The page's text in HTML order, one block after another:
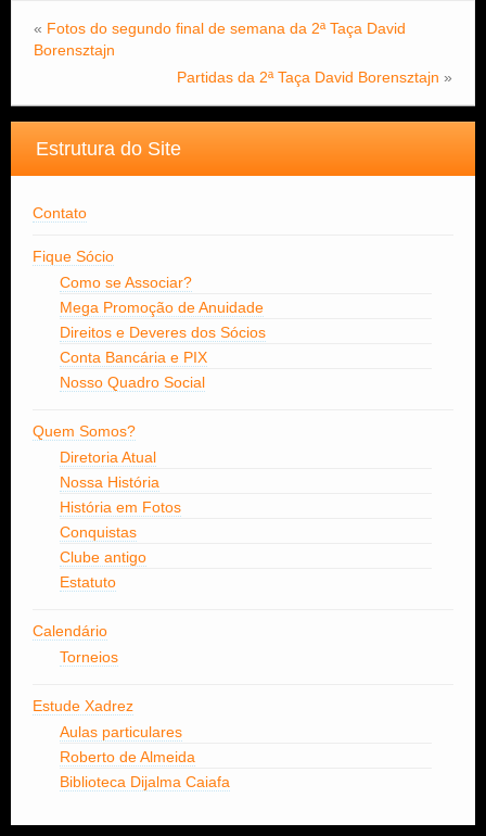
« Fotos do segundo final de semana da 2ª Taça David
Borensztajn
Partidas da 2ª Taça David Borensztajn »
Estrutura do Site
Contato
Fique Sócio
Como se Associar?
Mega Promoção de Anuidade
Direitos e Deveres dos Sócios
Conta Bancária e PIX
Nosso Quadro Social
Quem Somos?
Diretoria Atual
Nossa História
História em Fotos
Conquistas
Clube antigo
Estatuto
Calendário
Torneios
Estude Xadrez
Aulas particulares
Roberto de Almeida
Biblioteca Dijalma Caiafa